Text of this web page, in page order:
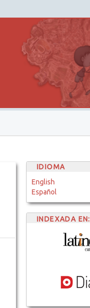
IDIOMA
English
Español
INDEXADA EN: